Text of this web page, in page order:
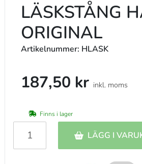
LÄSKSTÅNG
ORIGINAL
Artikelnummer: HLASK
187,50 kr inkl. moms
Finns i lager
LÄGG I